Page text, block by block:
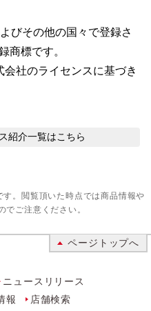
びその他の国々で登録さ
商標です。
会社のライセンスに基づき
紹介一覧はこちら
。閲覧頂いた時点では商品情報や
ご注意ください。
ページトップへ
ニュースリリース
報 店舗検索